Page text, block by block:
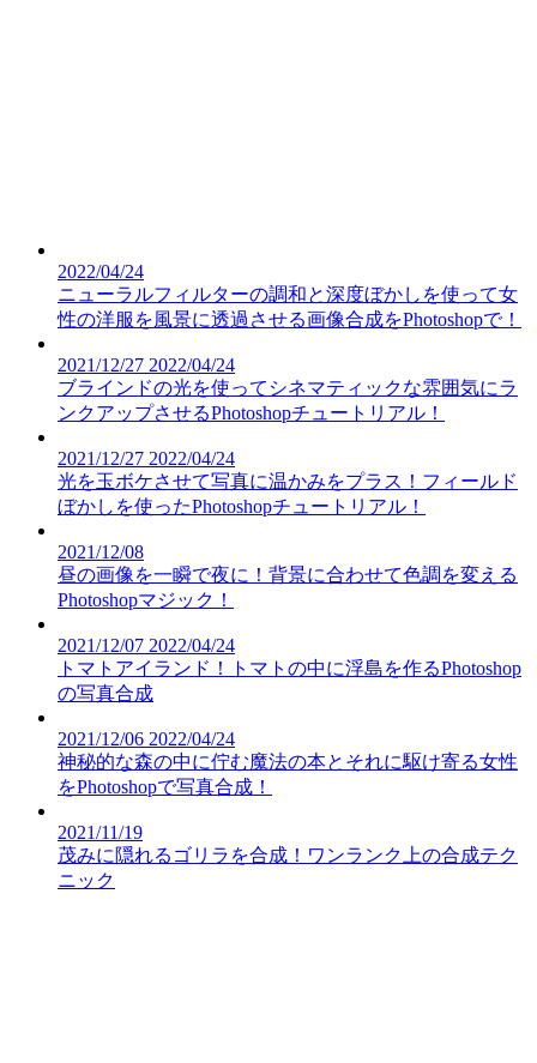
2022/04/24
ニューラルフィルターの調和と深度ぼかしを使って女
性の洋服を風景に透過させる画像合成をPhotoshopで！
2021/12/27 2022/04/24
ブラインドの光を使ってシネマティックな雰囲気にラ
ンクアップさせるPhotoshopチュートリアル！
2021/12/27 2022/04/24
光を玉ボケさせて写真に温かみをプラス！フィールド
ぼかしを使ったPhotoshopチュートリアル！
2021/12/08
昼の画像を一瞬で夜に！背景に合わせて色調を変える
Photoshopマジック！
2021/12/07 2022/04/24
トマトアイランド！トマトの中に浮島を作るPhotoshop
の写真合成
2021/12/06 2022/04/24
神秘的な森の中に佇む魔法の本とそれに駆け寄る女性
をPhotoshopで写真合成！
2021/11/19
茂みに隠れるゴリラを合成！ワンランク上の合成テク
ニック